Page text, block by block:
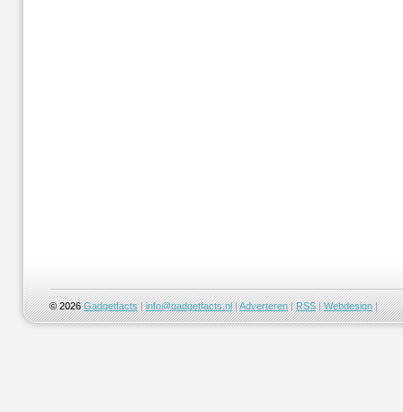
© 2026Gadgetfacts |info@gadgetfacts.nl|Adverteren|RSS|Webdesign|